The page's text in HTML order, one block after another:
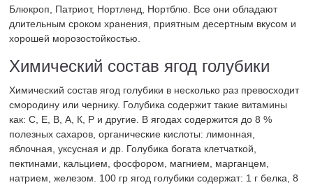
Блюкроп, Патриот, Нортленд, Нортблю. Все они обладают
длительным сроком хранения, приятным десертным вкусом и
хорошей морозостойкостью.
Химический состав ягод голубики
Химический состав ягод голубики в несколько раз превосходит
смородину или чернику. Голубика содержит такие витамины
как: С, Е, B, А, К, P и другие. В ягодах содержится до 8 %
полезных сахаров, органические кислоты: лимонная,
яблочная, уксусная и др. Голубика богата клетчаткой,
пектинами, кальцием, фосфором, магнием, марганцем,
натрием, железом. 100 гр ягод голубики содержат: 1 г белка, 8